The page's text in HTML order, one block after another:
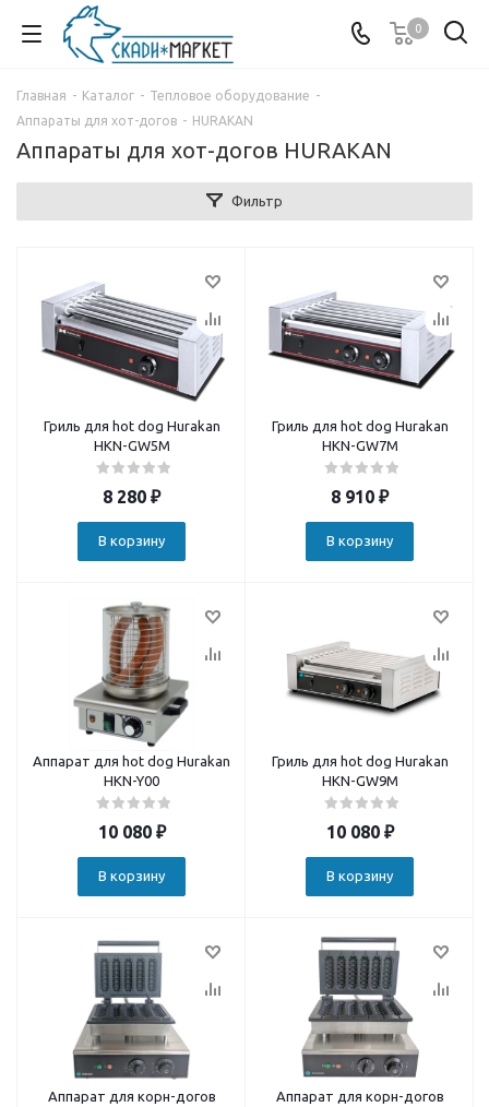
0
Главная - Каталог - Тепловое оборудование -
Аппараты для хот-догов - HURAKAN
Аппараты для хот-догов HURAKAN
Фильтр
Гриль для hot dog Hurakan
HKN-GW5M
8 280 ₽
В корзину
Гриль для hot dog Hurakan
HKN-GW7M
8 910 ₽
В корзину
Аппарат для hot dog Hurakan
HKN-Y00
10 080₽
В корзину
Гриль для hot dog Hurakan
HKN-GW9M
10 080₽
В корзину
Аппарат для корн-догов
Аппарат для корн-догов